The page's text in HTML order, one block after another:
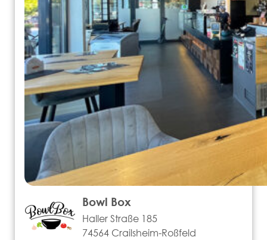
Bowl Box
Haller Straße 185
74564 Crailsheim-Roßfeld